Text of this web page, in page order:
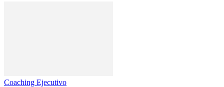
Coaching Ejecutivo